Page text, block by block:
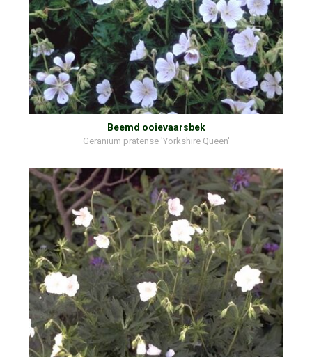
Beemd ooievaarsbek
Geranium pratense 'Yorkshire Queen'